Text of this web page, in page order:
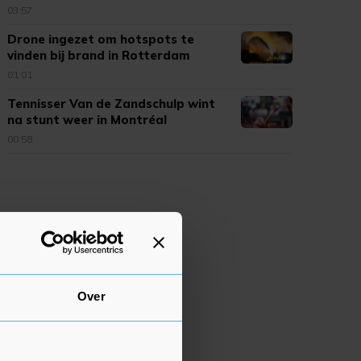
Over
03:57
Drone ingezet om hotspots te
vinden bij brand in Rotterdam
01:01
Tennisser Van de Zandschulp wint
na stunt weer in Montréal
00:58